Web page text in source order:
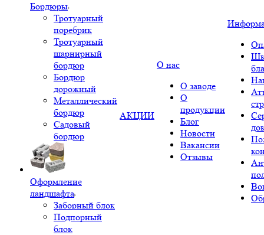
Бордюры
Тротуарный
поребрик
Тротуарный
шарнирный
бордюр
Бордюр
дорожный
Металлический
бордюр
Садовый
бордюр
Оформление
ландшафта
Заборный блок
Подпорный
блок
АКЦИИ
О нас
О заводе
О
продукции
Блог
Новости
Вакансии
Отзывы